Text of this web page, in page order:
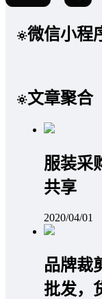
微信小程
文章聚合
服装采
共享
2020/04/01
品牌裁
批发，